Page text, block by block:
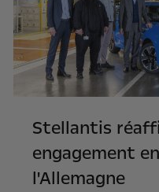
Stellantis
engagement
l'Allemagne